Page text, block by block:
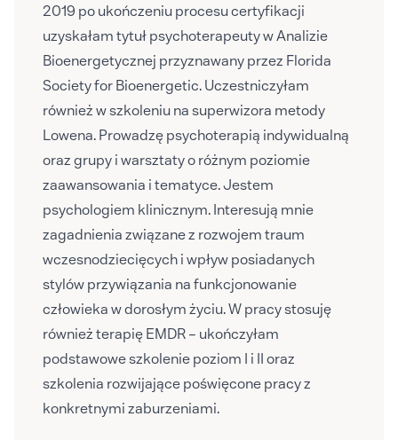
2019 po ukończeniu procesu certyfikacji
uzyskałam tytuł psychoterapeuty w Analizie
Bioenergetycznej przyznawany przez Florida
Society for Bioenergetic. Uczestniczyłam
również w szkoleniu na superwizora metody
Lowena. Prowadzę psychoterapią indywidualną
oraz grupy i warsztaty o różnym poziomie
zaawansowania i tematyce. Jestem
psychologiem klinicznym. Interesują mnie
zagadnienia związane z rozwojem traum
wczesnodziecięcych i wpływ posiadanych
stylów przywiązania na funkcjonowanie
człowieka w dorosłym życiu. W pracy stosuję
również terapię EMDR – ukończyłam
podstawowe szkolenie poziom I i II oraz
szkolenia rozwijające poświęcone pracy z
konkretnymi zaburzeniami.